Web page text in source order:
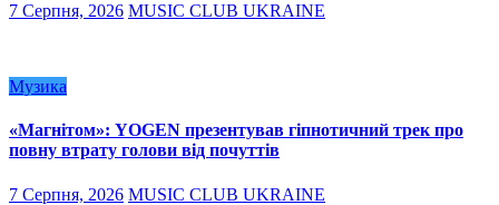
7 Серпня, 2026 MUSIC CLUB UKRAINE
Музика
«Магнітом»: YOGEN презентував гіпнотичний трек про
повну втрату голови від почуттів
7 Серпня, 2026 MUSIC CLUB UKRAINE